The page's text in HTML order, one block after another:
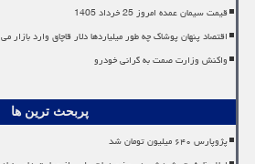
قیمت سیمان عمده امروز 25 خرداد 1405
اقتصاد پنهان پوشاک چه طور میلیاردها دلار قاچاق وارد بازار
واکنش وزارت صمت به گرانی خودرو
پربحث ترین ها
پژوپارس ۶۴۰ میلیون تومان شد